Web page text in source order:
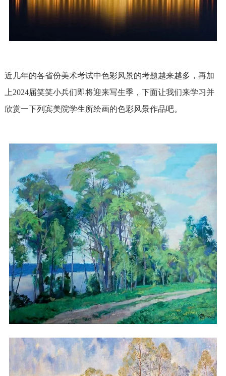
近几年的各省份美术考试中色彩风景的考题越来越多，再加
上2024届笑笑小兵们即将迎来写生季，下面让我们来学习并
欣赏一下列宾美院学生所绘画的色彩风景作品吧。